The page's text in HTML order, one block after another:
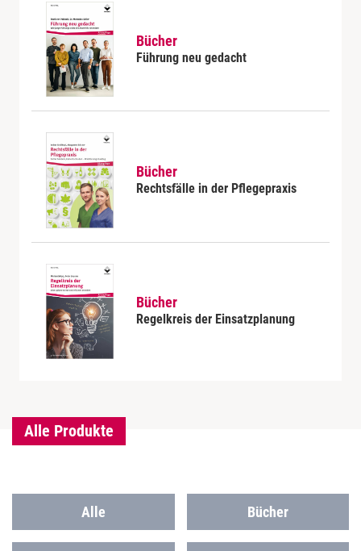
Bücher
Führung neu gedacht
Bücher
Rechtsfälle in der Pflegepraxis
Bücher
Regelkreis der Einsatzplanung
Alle Produkte
Alle Bücher